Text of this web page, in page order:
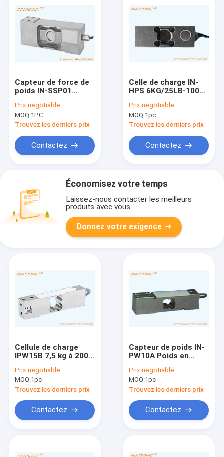
Capteur de force de
poids IN-SSP01
charge à point unique
en acier inoxydable
IP68 pour pesseuse
alimentaire 2mv/v C3
Prix:negotiable
MOQ:1PC
Trouvez les derniers prix
Contactez
Celle de charge IN-
HPS 6KG/25LB-100LB
Alloy d'aluminium
Capteur de force de
poids pour échelle de
2mv/v
Prix:negotiable
MOQ:1pc
Trouvez les derniers prix
Contactez
Économisez votre temps
Laissez-nous contacter les meilleurs
produits avec vous.
Donnez votre exigence
Cellule de charge
IPW15B 7,5 kg à 200
de poids en acier
inoxydable à point
unique IP67 pour une
échelle de banc de
plateforme 2mv/v C3
Prix:negotiable
MOQ:1pc
Trouvez les derniers prix
Contactez
Capteur de poids IN-
PW10A Poids en
inoxydable Cellule de
charge 300 kg
Industrie alimentaire
pour plateforme
échelle 2mv/v
Prix:negotiable
MOQ:1pc
Trouvez les derniers prix
Contactez